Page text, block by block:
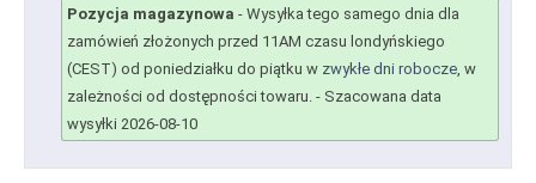
Pozycja magazynowa - Wysyłka tego samego dnia dla
zamówień złożonych przed 11AM czasu londyńskiego
(CEST) od poniedziałku do piątku w zwykłe dni robocze, w
zależności od dostępności towaru. - Szacowana data
wysyłki 2026-08-10